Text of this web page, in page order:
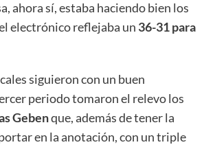
ahora sí, estaba haciendo bien los
electrónico reflejaba un 36-31 para
siguieron con un buen
periodo tomaron el relevo los
Gebenque, además de tener la
en la anotación, con un triple